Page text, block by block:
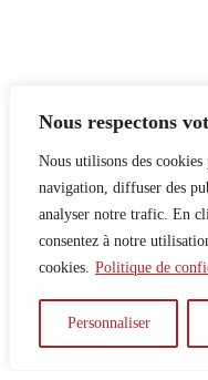
Nous respectons
Nous utilisons des
navigation, diffuser des
analyser notre trafic. En
consentez à notre
cookies. Politique de
Personnaliser